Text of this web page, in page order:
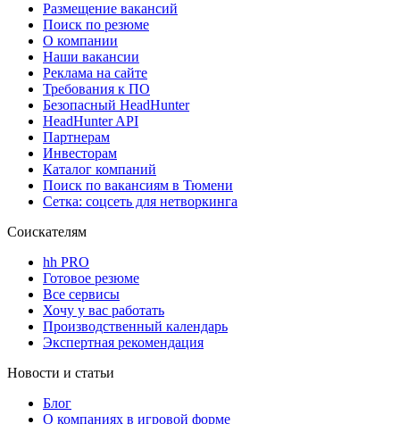
Размещение вакансий
Поиск по резюме
О компании
Наши вакансии
Реклама на сайте
Требования к ПО
Безопасный HeadHunter
HeadHunter API
Партнерам
Инвесторам
Каталог компаний
Поиск по вакансиям в Тюмени
Сетка: соцсеть для нетворкинга
Соискателям
hh PRO
Готовое резюме
Все сервисы
Хочу у вас работать
Производственный календарь
Экспертная рекомендация
Новости и статьи
Блог
О компаниях в игровой форме